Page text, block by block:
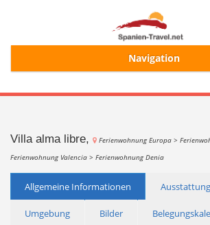
Navigation
Start
Ferienhaussuche
Merkliste
Villa alma libre, Ferienwohnung Europa >
Ferienwohnung Valencia > Ferienwohnung Denia
Allgemeine Informationen Ausstattung
Umgebung Bilder